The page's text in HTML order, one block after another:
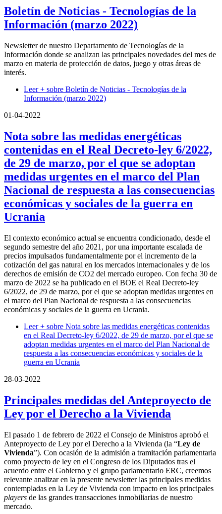
Boletín de Noticias - Tecnologías de la
Información (marzo 2022)
Newsletter de nuestro Departamento de Tecnologías de la
Información donde se analizan las principales novedades del mes de
marzo en materia de protección de datos, juego y otras áreas de
interés.
Leer + sobre Boletín de Noticias - Tecnologías de la
Información (marzo 2022)
01-04-2022
Nota sobre las medidas energéticas
contenidas en el Real Decreto-ley 6/2022,
de 29 de marzo, por el que se adoptan
medidas urgentes en el marco del Plan
Nacional de respuesta a las consecuencias
económicas y sociales de la guerra en
Ucrania
El contexto económico actual se encuentra condicionado, desde el
segundo semestre del año 2021, por una importante escalada de
precios impulsados fundamentalmente por el incremento de la
cotización del gas natural en los mercados internacionales y de los
derechos de emisión de CO2 del mercado europeo. Con fecha 30 de
marzo de 2022 se ha publicado en el BOE el Real Decreto-ley
6/2022, de 29 de marzo, por el que se adoptan medidas urgentes en
el marco del Plan Nacional de respuesta a las consecuencias
económicas y sociales de la guerra en Ucrania.
Leer + sobre Nota sobre las medidas energéticas contenidas
en el Real Decreto-ley 6/2022, de 29 de marzo, por el que se
adoptan medidas urgentes en el marco del Plan Nacional de
respuesta a las consecuencias económicas y sociales de la
guerra en Ucrania
28-03-2022
Principales medidas del Anteproyecto de
Ley por el Derecho a la Vivienda
El pasado 1 de febrero de 2022 el Consejo de Ministros aprobó el
Anteproyecto de Ley por el Derecho a la Vivienda (la “Ley de
Vivienda”). Con ocasión de la admisión a tramitación parlamentaria
como proyecto de ley en el Congreso de los Diputados tras el
acuerdo entre el Gobierno y el grupo parlamentario ERC, creemos
relevante analizar en la presente newsletter las principales medidas
contempladas en la Ley de Vivienda con impacto en los principales
players de las grandes transacciones inmobiliarias de nuestro
mercado.